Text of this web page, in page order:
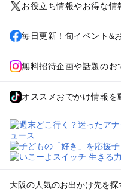
お役立ち情報やお得な情
毎日更新！旬イベント&
無料招待企画や話題のお
オススメおでかけ情報を
大阪の人気のお出かけ先を探